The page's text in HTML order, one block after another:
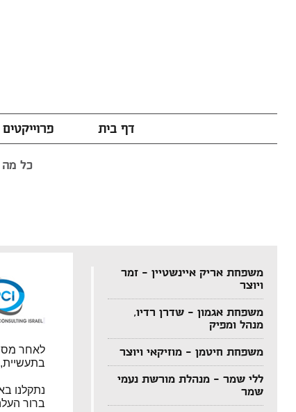
דף בית
כל מה
משפחת אריק איינשטיין – זמר
ויוצר
משפחת אגמון – שדרן רדיו,
מנהל ומפיק
משפחת חיטמן – מוזיקאי ויוצר
ללי שמר – מנהלת מורשת נעמי
שמר
לאחר
בתעשיית,
נתקלנו
ברור